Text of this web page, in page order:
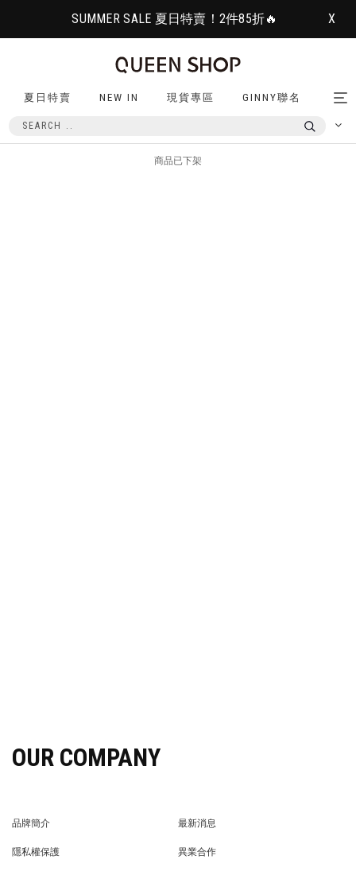
SUMMER SALE 夏日特賣！2件85折🔥 X
夏日特賣 NEW IN 現貨專區 GINNY聯名
商品已下架
OUR COMPANY
品牌簡介
最新消息
隱私權保護
異業合作